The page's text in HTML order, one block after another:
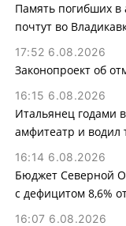
Память погибших в
почтут во
17:52 6.08.2026
Законопроект об
16:15 6.08.2026
Итальянец годами
амфитеатр и водил
16:14 6.08.2026
Бюджет Северной
с дефицитом 8,6%
16:07 6.08.2026